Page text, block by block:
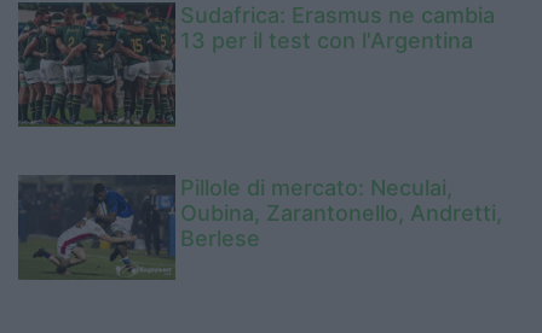
Sudafrica: Erasmus ne cambia
13 per il test con l'Argentina
Pillole di mercato: Neculai,
Oubina, Zarantonello, Andretti,
Berlese